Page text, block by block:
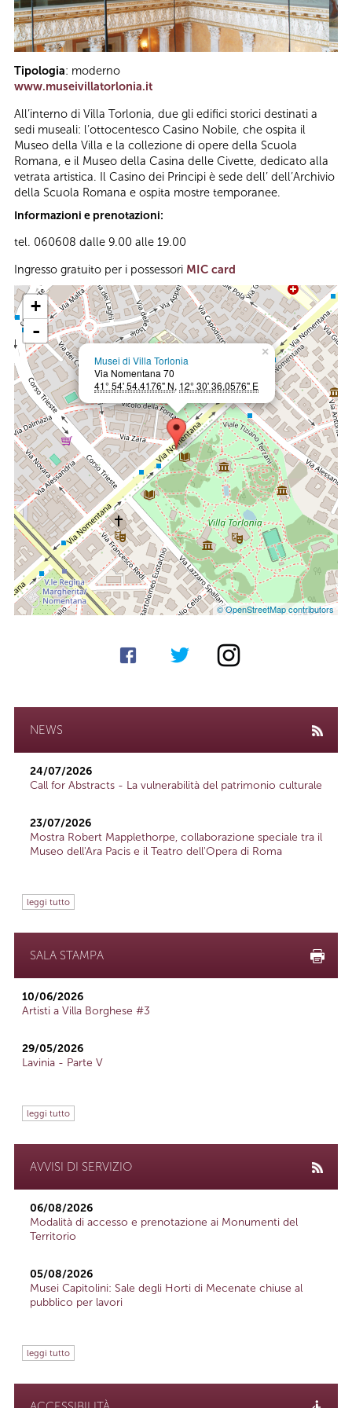
Tipologia: moderno
www.museivillatorlonia.it
All’interno di Villa Torlonia, due gli edifici storici destinati a
sedi museali: l’ottocentesco Casino Nobile, che ospita il
Museo della Villa e la collezione di opere della Scuola
Romana, e il Museo della Casina delle Civette, dedicato alla
vetrata artistica. Il Casino dei Principi è sede dell’ dell’Archivio
della Scuola Romana e ospita mostre temporanee.
Informazioni e prenotazioni:
tel. 060608 dalle 9.00 alle 19.00
Ingresso gratuito per i possessori MIC card
×
Musei di Villa Torlonia
Via Nomentana 70
41° 54' 54.4176" N, 12° 30' 36.0576" E
+
-
© OpenStreetMap contributors
NEWS
24/07/2026
Call for Abstracts - La vulnerabilità del patrimonio culturale
23/07/2026
Mostra Robert Mapplethorpe, collaborazione speciale tra il
Museo dell'Ara Pacis e il Teatro dell'Opera di Roma
leggi tutto
SALA STAMPA
10/06/2026
Artisti a Villa Borghese #3
29/05/2026
Lavinia - Parte V
leggi tutto
AVVISI DI SERVIZIO
06/08/2026
Modalità di accesso e prenotazione ai Monumenti del
Territorio
05/08/2026
Musei Capitolini: Sale degli Horti di Mecenate chiuse al
pubblico per lavori
leggi tutto